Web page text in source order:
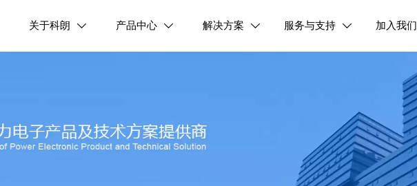
关于科朗  产品中心  解决方案  服务与支持  加入我们